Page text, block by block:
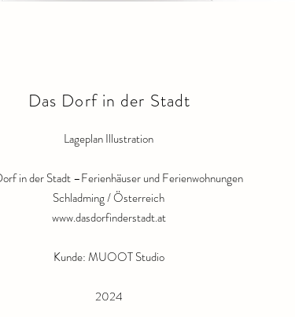
Das Dorf in der Stadt
Lageplan Illustration
in der Stadt –Ferienhäuser und Ferienwohnungen
Schladming / Österreich
www.dasdorfinderstadt.at
Kunde:MUOOT Studio
2024